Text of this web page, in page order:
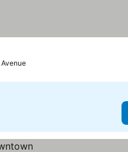
Avenue